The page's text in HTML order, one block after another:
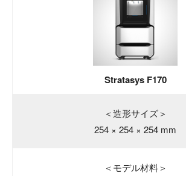
Stratasys F170
＜造形サイズ＞
254 × 254 × 254 mm
＜モデル材料＞